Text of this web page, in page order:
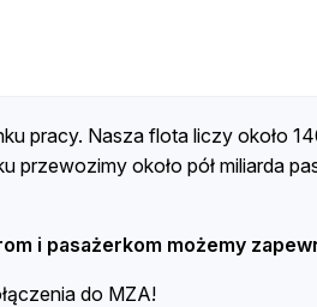
pracy. Nasza flota liczy około
około pół miliarda
i pasażerkom możemy
do MZA!